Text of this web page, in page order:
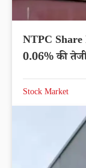
NTPC Share
0.06% की
Stock Market